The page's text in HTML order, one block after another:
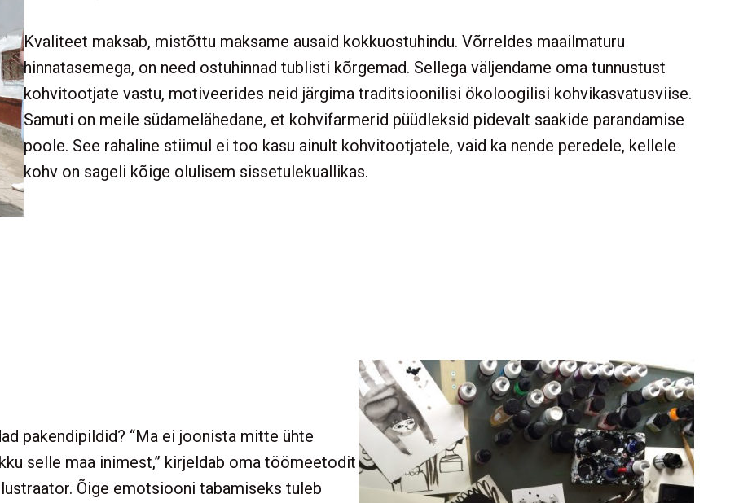
Kvaliteet maksab, mistõttu maksame ausaid kokkuostuhindu. Võrreldes maailmaturu
hinnatasemega, on need ostuhinnad tublisti kõrgemad. Sellega väljendame oma tunnustust
kohvitootjate vastu, motiveerides neid järgima traditsioonilisi ökoloogilisi kohvikasvatusviise.
Samuti on meile südamelähedane, et kohvifarmerid püüdleksid pidevalt saakide parandamise
poole. See rahaline stiimul ei too kasu ainult kohvitootjatele, vaid ka nende peredele, kellele
kohv on sageli kõige olulisem sissetulekuallikas.
pakendipildid? “Ma ei joonista mitte ühte
selle maa inimest,” kirjeldab oma töömeetodit
Õige emotsiooni tabamiseks tuleb